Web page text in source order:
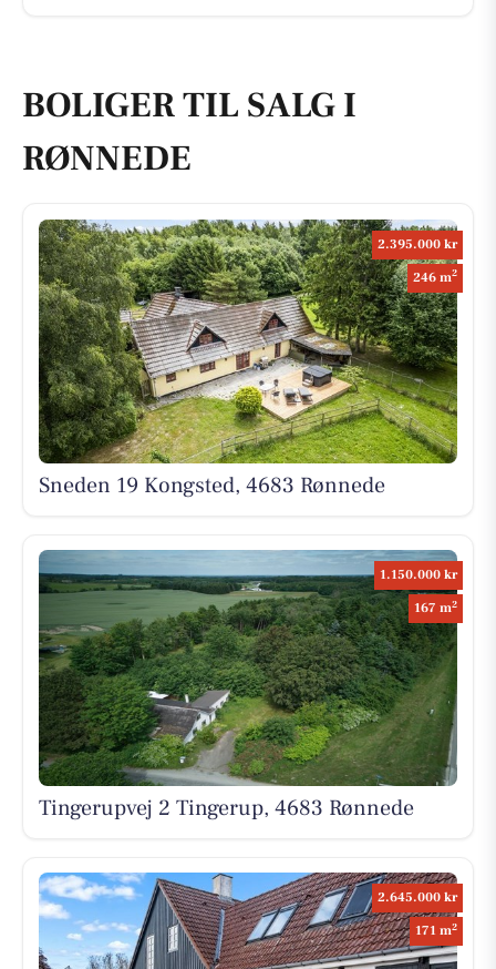
BOLIGER TIL SALG I
RØNNEDE
2.395.000 kr
246 m2
Sneden 19 Kongsted, 4683 Rønnede
1.150.000 kr
167 m2
Tingerupvej 2 Tingerup, 4683 Rønnede
2.645.000 kr
171 m2